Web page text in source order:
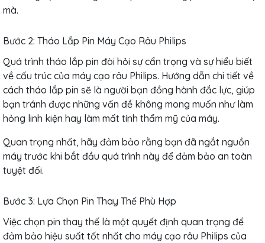
mà.
Bước 2: Tháo Lắp Pin Máy Cạo Râu Philips
Quá trình tháo lắp pin đòi hỏi sự cẩn trọng và sự hiểu biết
về cấu trúc của máy cạo râu Philips. Hướng dẫn chi tiết về
cách tháo lắp pin sẽ là người bạn đồng hành đắc lực, giúp
bạn tránh được những vấn đề không mong muốn như làm
hỏng linh kiện hay làm mất tính thẩm mỹ của máy.
Quan trọng nhất, hãy đảm bảo rằng bạn đã ngắt nguồn
máy trước khi bắt đầu quá trình này để đảm bảo an toàn
tuyệt đối.
Bước 3: Lựa Chọn Pin Thay Thế Phù Hợp
Việc chọn pin thay thế là một quyết định quan trọng để
đảm bảo hiệu suất tốt nhất cho máy cạo râu Philips của